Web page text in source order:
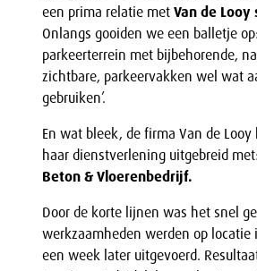
een prima relatie met Van de
Onlangs gooiden we een balletje
parkeerterrein met bijbehorende,
zichtbare, parkeervakken wel wat
gebruiken’.
En wat bleek, de firma Van de
haar dienstverlening uitgebreid met:
Beton & Vloerenbedrijf.
Door de korte lijnen was het snel
werkzaamheden werden op locatie
een week later uitgevoerd.